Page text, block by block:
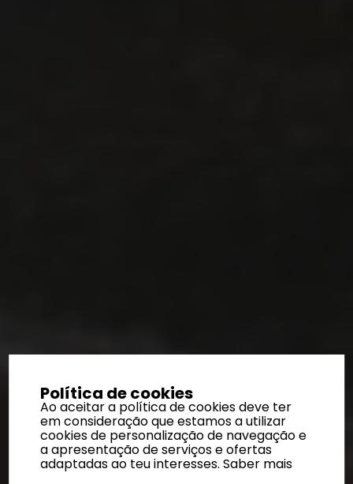
Política de cookies
Ao aceitar a política de cookies deve ter
em consideração que estamos a utilizar
cookies de personalização de navegação e
a apresentação de serviços e ofertas
adaptadas ao teu interesses.Saber mais